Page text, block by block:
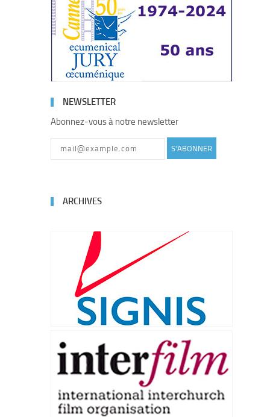
NEWSLETTER
Abonnez-vous à notre newsletter
S'ABONNER
ARCHIVES